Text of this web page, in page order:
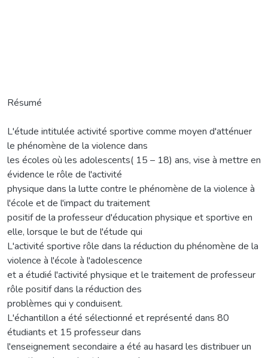
Résumé
L'étude intitulée activité sportive comme moyen d'atténuer
le phénomène de la violence dans
les écoles où les adolescents( 15 – 18) ans, vise à mettre en
évidence le rôle de l'activité
physique dans la lutte contre le phénomène de la violence à
l'école et de l'impact du traitement
positif de la professeur d'éducation physique et sportive en
elle, lorsque le but de l'étude qui
L'activité sportive rôle dans la réduction du phénomène de la
violence à l'école à l'adolescence
et a étudié l'activité physique et le traitement de professeur
rôle positif dans la réduction des
problèmes qui y conduisent.
L'échantillon a été sélectionné et représenté dans 80
étudiants et 15 professeur dans
l'enseignement secondaire a été au hasard les distribuer un